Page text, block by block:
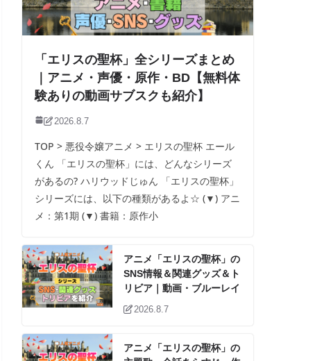
「エリスの聖杯」全シリーズまとめ
｜アニメ・声優・原作・BD【無料体
験ありの動画サブスクも紹介】
2026.8.7
TOP > 悪役令嬢アニメ > エリスの聖杯 エール
くん 「エリスの聖杯」には、どんなシリーズ
があるの? ハリウッドじゅん 「エリスの聖杯」
シリーズには、以下の種類があるよ☆ (▼) アニ
メ：第1期 (▼) 書籍：原作小
アニメ「エリスの聖杯」の
SNS情報＆関連グッズ＆ト
リビア｜動画・ブルーレイ
2026.8.7
アニメ「エリスの聖杯」の